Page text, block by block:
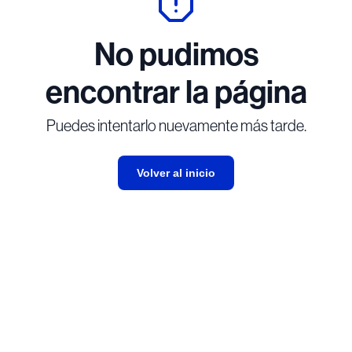
No pudimos
encontrar la página
Puedes intentarlo nuevamente más tarde.
Volver al inicio